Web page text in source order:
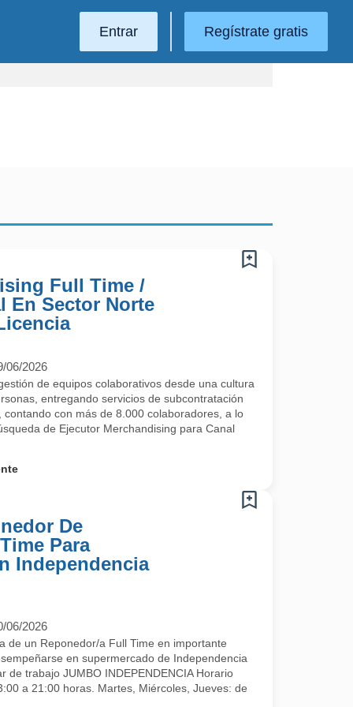
Entrar Regístrate gratis
Full Time /
En Sector Norte
06/2026
de equipos colaborativos desde una cultura
entregando servicios de subcontratación
con más de 8.000 colaboradores, a lo
de Ejecutor Merchandising para Canal
De
Para
Independencia
06/2026
de un Reponedor/a Full Time en importante
en supermercado de Independencia
de trabajo JUMBO INDEPENDENCIA Horario
a 21:00 horas. Martes, Miércoles, Jueves: de